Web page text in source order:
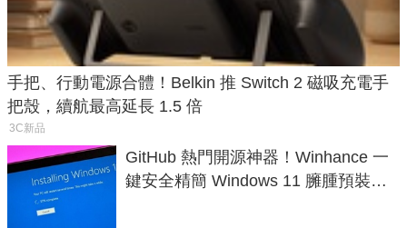
手把、行動電源合體！Belkin 推 Switch 2 磁吸充電手
把殼，續航最高延長 1.5 倍
3C新品
GitHub 熱門開源神器！Winhance 一
鍵安全精簡 Windows 11 臃腫預裝軟